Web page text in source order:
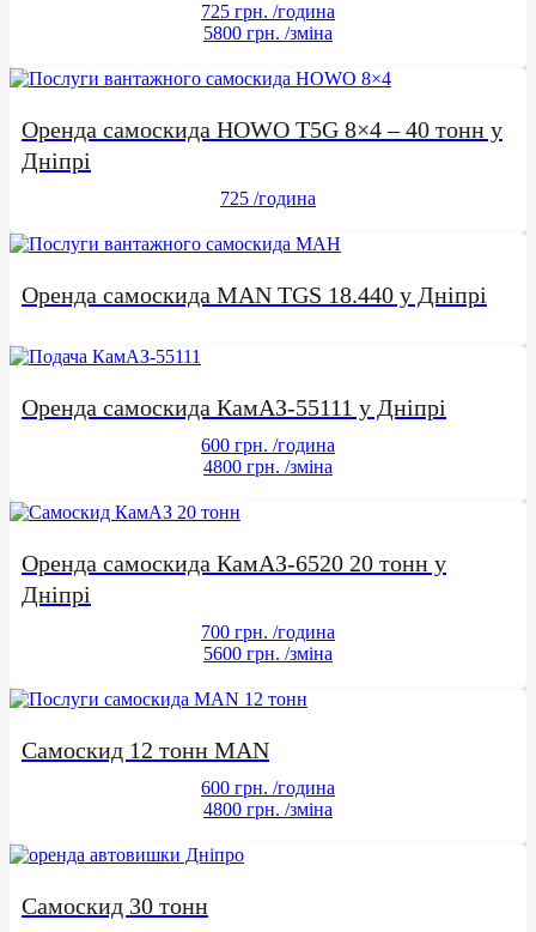
725 грн. /година
5800 грн. /зміна
Оренда самоскида HOWO T5G 8×4 – 40 тонн у
Дніпрі
725 /година
Оренда самоскида MAN TGS 18.440 у Дніпрі
Оренда самоскида КамАЗ-55111 у Дніпрі
600 грн. /година
4800 грн. /зміна
Оренда самоскида КамАЗ-6520 20 тонн у
Дніпрі
700 грн. /година
5600 грн. /зміна
Самоскид 12 тонн MAN
600 грн. /година
4800 грн. /зміна
Самоскид 30 тонн